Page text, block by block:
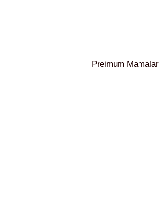
Preimum Mamalar